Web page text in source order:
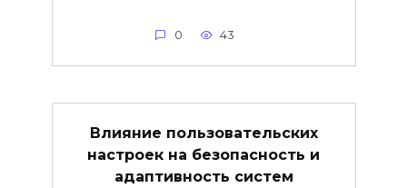
0 43
Влияние пользовательских
настроек на безопасность и
адаптивность систем